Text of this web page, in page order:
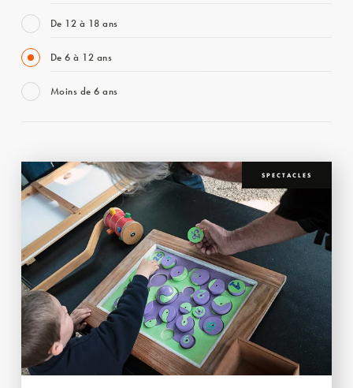
De 12 à 18 ans
De 6 à 12 ans
Moins de 6 ans
SPECTACLES